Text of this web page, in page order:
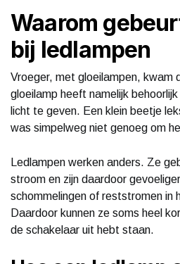
Waarom
bij ledlampen
Vroeger, met gloeilampen, kwam
gloeilamp heeft namelijk
licht te geven. Een klein beetje
was simpelweg niet genoeg om
Ledlampen werken anders. Ze
stroom en zijn daardoor
schommelingen of reststromen in
Daardoor kunnen ze soms heel
de schakelaar uit hebt staan.